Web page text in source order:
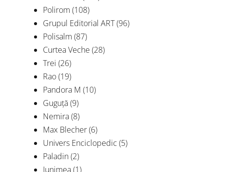
Polirom (108)
Grupul Editorial ART(96)
Polisalm (87)
Curtea Veche (28)
Trei (26)
Rao(19)
Pandora M (10)
Guguță(9)
Nemira(8)
Max Blecher(6)
Univers Enciclopedic (5)
Paladin(2)
Junimea(1)